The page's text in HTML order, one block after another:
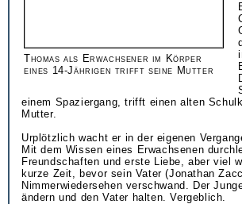
Thomas als Erwachsener im Körper
eines 14-Jährigen trifft seine Mutter
einem Spaziergang, trifft einen alten
Mutter.
Urplötzlich wacht er in der eigenen
Mit dem Wissen eines Erwachsenen
Freundschaften und erste Liebe, aber viel
kurze Zeit, bevor sein Vater (Jonathan
Nimmerwiedersehen verschwand. Der
ändern und den Vater halten. Vergeblich.